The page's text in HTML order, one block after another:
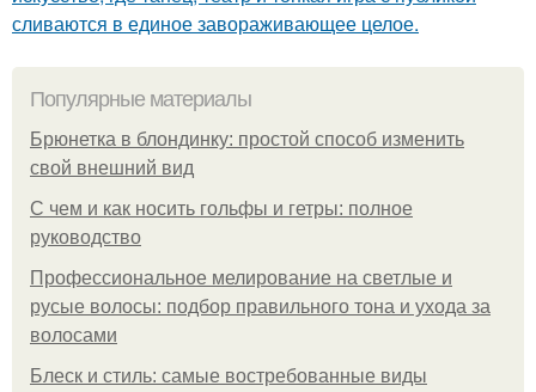
сливаются в единое завораживающее целое.
Популярные материалы
Брюнетка в блондинку: простой способ изменить
свой внешний вид
С чем и как носить гольфы и гетры: полное
руководство
Профессиональное мелирование на светлые и
русые волосы: подбор правильного тона и ухода за
волосами
Блеск и стиль: самые востребованные виды